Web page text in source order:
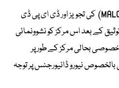
میری ایڈیلیڈ لیپروسی سینٹر (MALC) کی تجویز اور ڈی ای پی ڈی
کے بعد اس مرکز کو نشوونمائی
بحالی مرکز کے طور پر
نیورو ڈائیورجنس پر توجہ